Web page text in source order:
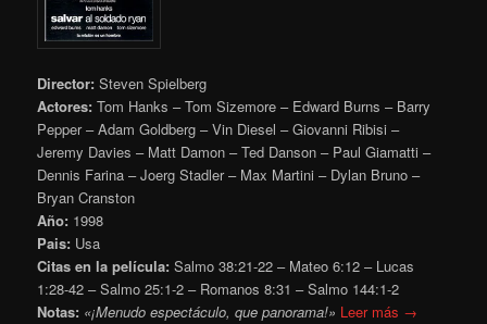
Director: Steven Spielberg
Actores: Tom Hanks – Tom Sizemore – Edward Burns – Barry
Pepper – Adam Goldberg – Vin Diesel – Giovanni Ribisi –
Jeremy Davies – Matt Damon – Ted Danson – Paul Giamatti –
Dennis Farina – Joerg Stadler – Max Martini – Dylan Bruno –
Bryan Cranston
Año: 1998
Pais: Usa
Citas en la película: Salmo 38:21-22 – Mateo 6:12 – Lucas
1:28-42 – Salmo 25:1-2 – Romanos 8:31 – Salmo 144:1-2
Notas: «¡Menudo espectáculo, que panorama!» Leer más →